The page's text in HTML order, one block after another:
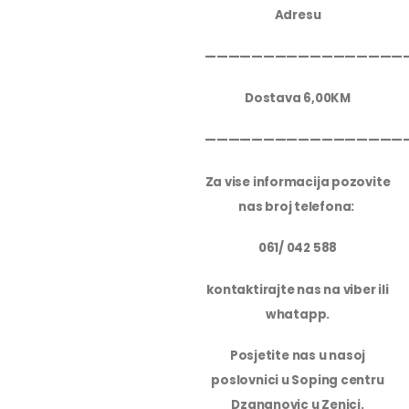
Adresu
Dostava 6,00KM
Za vise informacija pozovite
nas broj telefona:
061/ 042 588
kontaktirajte nas na viber ili
whatapp.
Posjetite nas u nasoj
poslovnici u Soping centru
Dzananovic u Zenici.